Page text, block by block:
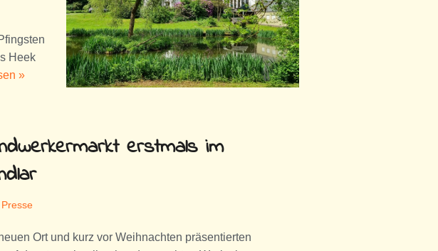
Heek
»
erstmals im
Presse
Ort und kurz vor Weihnachten präsentierten